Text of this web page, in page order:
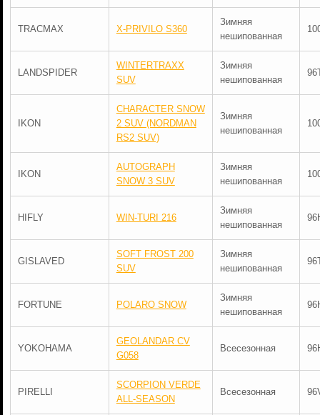
TRACMAX X-PRIVILO S360
Зимняя
нешипованная
LANDSPIDER
WINTERTRAXX
SUV
Зимняя
нешипованная
IKON
CHARACTER SNOW
2 SUV (NORDMAN
RS2 SUV)
Зимняя
нешипованная
IKON
AUTOGRAPH
SNOW 3 SUV
Зимняя
нешипованная
HIFLY WIN-TURI 216
Зимняя
нешипованная
GISLAVED
SOFT FROST 200
SUV
Зимняя
нешипованная
FORTUNE POLARO SNOW
Зимняя
нешипованная
YOKOHAMA
GEOLANDAR CV
G058
Всесезонная
PIRELLI
SCORPION VERDE
ALL-SEASON
Всесезонная